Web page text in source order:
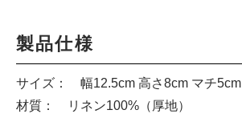
製品仕様
サイズ： 幅12.5cm 高さ8cm マチ5cm
材質： リネン100%（厚地）